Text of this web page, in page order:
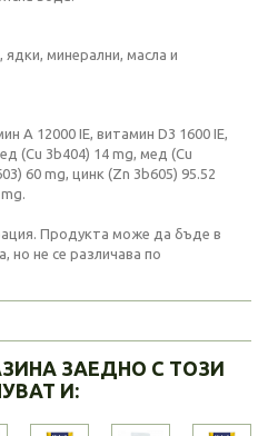
минерални, масла и
A 12000 IE, витамин D3 1600 IE,
(Cu 3b404) 14 mg, мед (Cu
60 mg, цинк (Zn 3b605) 95.52
Продукта може да бъде в
но не се различава по
ЗАЕДНО С ТОЗИ
И: